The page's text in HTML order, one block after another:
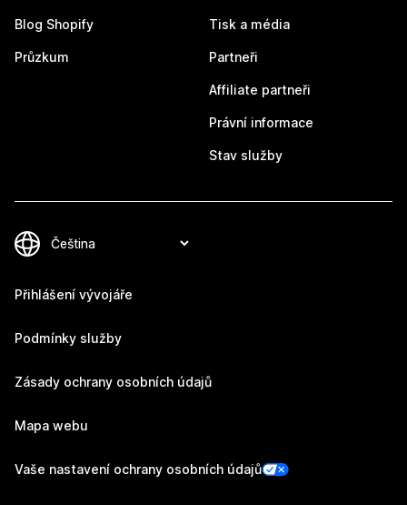
Blog Shopify
Průzkum
Tisk a média
Partneři
Affiliate partneři
Právní informace
Stav služby
Přihlášení vývojáře
Podmínky služby
Zásady ochrany osobních údajů
Mapa webu
Vaše nastavení ochrany osobních údajů